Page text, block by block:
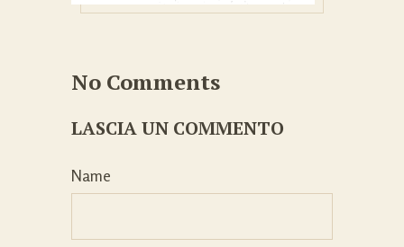
No Comments
LASCIA UN COMMENTO
Name